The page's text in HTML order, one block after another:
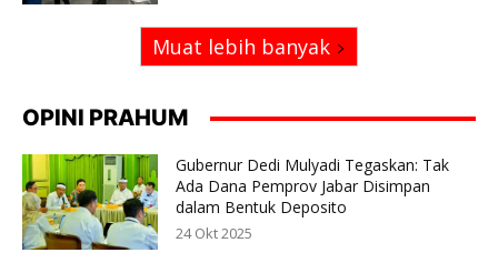
Muat lebih banyak
OPINI PRAHUM
Gubernur Dedi Mulyadi Tegaskan: Tak
Ada Dana Pemprov Jabar Disimpan
dalam Bentuk Deposito
24 Okt 2025